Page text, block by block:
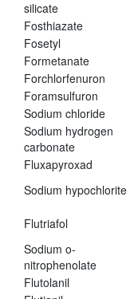
silicate
Fosthiazate
Fosetyl
Formetanate
Forchlorfenuron
Foramsulfuron
Sodium chloride
Sodium hydrogen
carbonate
Fluxapyroxad
Sodium hypochlorite
Flutriafol
Sodium o-
nitrophenolate
Flutolanil